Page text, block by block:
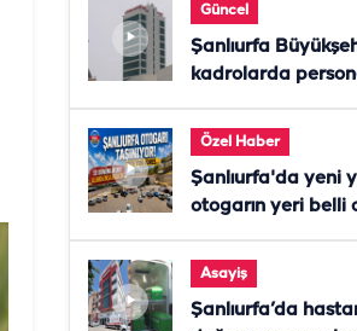
Güncel
Şanlıurfa
kadrolarda
Özel Haber
Şanlıurfa'da yeni
otogarın yeri belli
Asayiş
Şanlıurfa’da